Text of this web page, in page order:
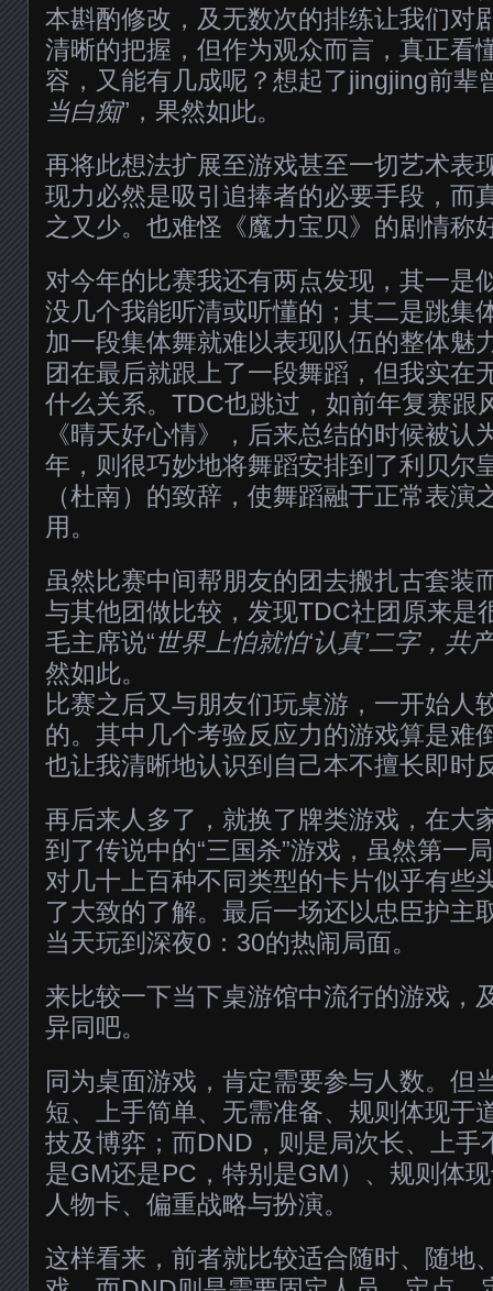
本斟酌修改，及无数次的排练让我们对
清晰的把握，但作为观众而言，真正看
容，又能有几成呢？想起了jingjing前辈
当白痴”，果然如此。
再将此想法扩展至游戏甚至一切艺术表
现力必然是吸引追捧者的必要手段，而
之又少。也难怪《魔力宝贝》的剧情称
对今年的比赛我还有两点发现，其一是
没几个我能听清或听懂的；其二是跳集
加一段集体舞就难以表现队伍的整体魅
团在最后就跟上了一段舞蹈，但我实在
什么关系。TDC也跳过，如前年复赛跟
《晴天好心情》，后来总结的时候被认
年，则很巧妙地将舞蹈安排到了利贝尔
（杜南）的致辞，使舞蹈融于正常表演
用。
虽然比赛中间帮朋友的团去搬扎古套装
与其他团做比较，发现TDC社团原来是
毛主席说“世界上怕就怕‘认真’二字，共
然如此。
比赛之后又与朋友们玩桌游，一开始人
的。其中几个考验反应力的游戏算是难
也让我清晰地认识到自己本不擅长即时
再后来人多了，就换了牌类游戏，在大
到了传说中的“三国杀”游戏，虽然第一
对几十上百种不同类型的卡片似乎有些
了大致的了解。最后一场还以忠臣护主
当天玩到深夜0：30的热闹局面。
来比较一下当下桌游馆中流行的游戏，
异同吧。
同为桌面游戏，肯定需要参与人数。但
短、上手简单、无需准备、规则体现于
技及博弈；而DND，则是局次长、上手
是GM还是PC，特别是GM）、规则体
人物卡、偏重战略与扮演。
这样看来，前者就比较适合随时、随地